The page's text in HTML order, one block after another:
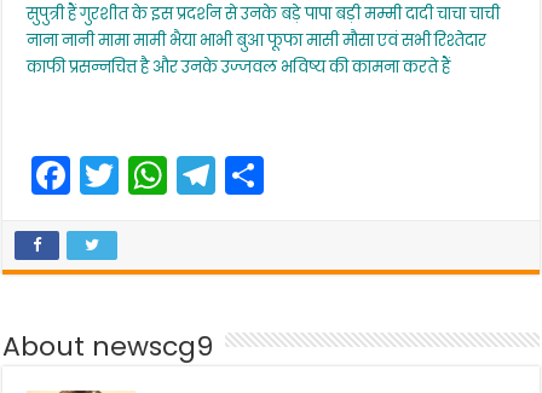
सुपुत्री हैं गुरशीत के इस प्रदर्शन से उनके बड़े पापा बड़ी मम्मी दादी चाचा चाची
नाना नानी मामा मामी भैया भाभी बुआ फूफा मासी मौसा एवं सभी रिश्तेदार
काफी प्रसन्नचित्त है और उनके उज्जवल भविष्य की कामना करते हैं
F
a
c
e
b
o
T
w
er
W
h
ts
A
p
T
el
gr
a
e
About newscg9